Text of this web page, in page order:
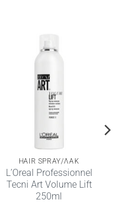
HAIR SPRAY/ΛΑΚ
L’Oreal Professionnel
Tecni Art Volume Lift
250ml